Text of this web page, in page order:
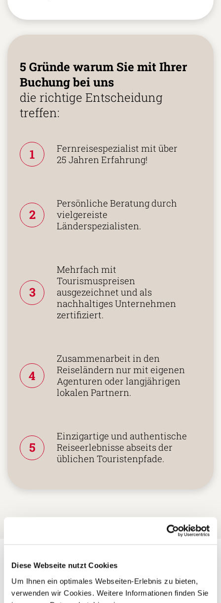
Diese Webseite nutzt Cookies
Um Ihnen ein optimales Webseiten-Erlebnis zu bieten,
verwenden wir Cookies. Weitere Informationen finden Sie
5 Gründe warum Sie mit Ihrer
Buchung bei uns
die richtige Entscheidung
treffen:
1
Fernreisespezialist mit über
25 Jahren Erfahrung!
2
Persönliche Beratung durch
vielgereiste
Länderspezialisten.
3
Mehrfach mit
Tourismuspreisen
ausgezeichnet und als
nachhaltiges Unternehmen
zertifiziert.
4
Zusammenarbeit in den
Reiseländern nur mit eigenen
Agenturen oder langjährigen
lokalen Partnern.
5
Einzigartige und authentische
Reiseerlebnisse abseits der
üblichen Touristenpfade.
Weitere